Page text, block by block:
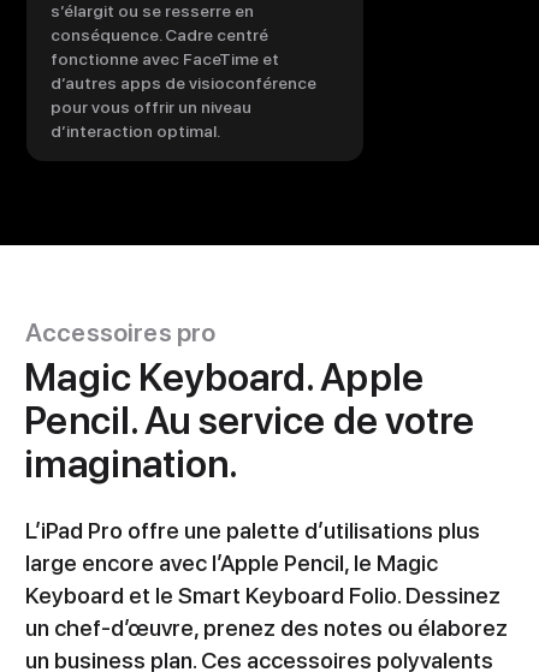
s’élargit ou se resserre en
conséquence. Cadre centré
fonctionne avec FaceTime et
d’autres apps de visioconférence
pour vous offrir un niveau
d’interaction optimal.
Accessoires pro
Magic Keyboard. Apple
Pencil. Au service de votre
imagination.
L’iPad Pro offre une palette d’utilisations plus
large encore avec l’Apple Pencil, le Magic
Keyboard et le Smart Keyboard Folio. Dessinez
un chef-d’œuvre, prenez des notes ou élaborez
un business plan. Ces accessoires polyvalents